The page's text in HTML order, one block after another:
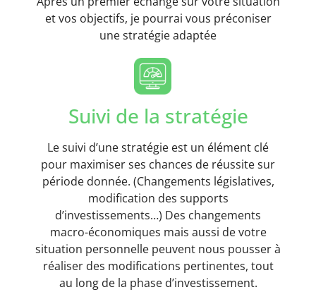
et vos objectifs, je pourrai vous préconiser
une stratégie adaptée
Suivi de la stratégie
Le suivi d’une stratégie est un élément clé
pour maximiser ses chances de réussite sur
période donnée. (Changements législatives,
modification des supports
d’investissements…) Des changements
macro-économiques mais aussi de votre
situation personnelle peuvent nous pousser à
réaliser des modifications pertinentes, tout
au long de la phase d’investissement.